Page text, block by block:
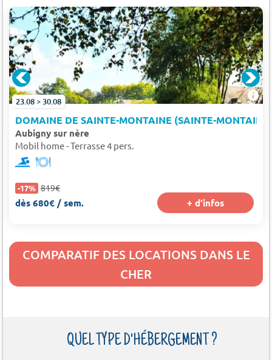
10KM)
23.08 > 30.08
DOMAINE DE SAINTE-MONTAINE (SAINTE-
Aubigny sur nère
Mobil home - Terrasse 4 pers.
-17% 819€
dès 680€ / sem. + d'infos
COMPARATIF DES LOCATIONS DANS LE
CHER
QUEL TYPE D'HÉBERGEMENT ?